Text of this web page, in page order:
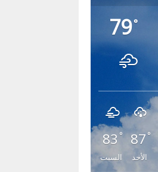
79°
83 °
السبت
87 °
الأحد